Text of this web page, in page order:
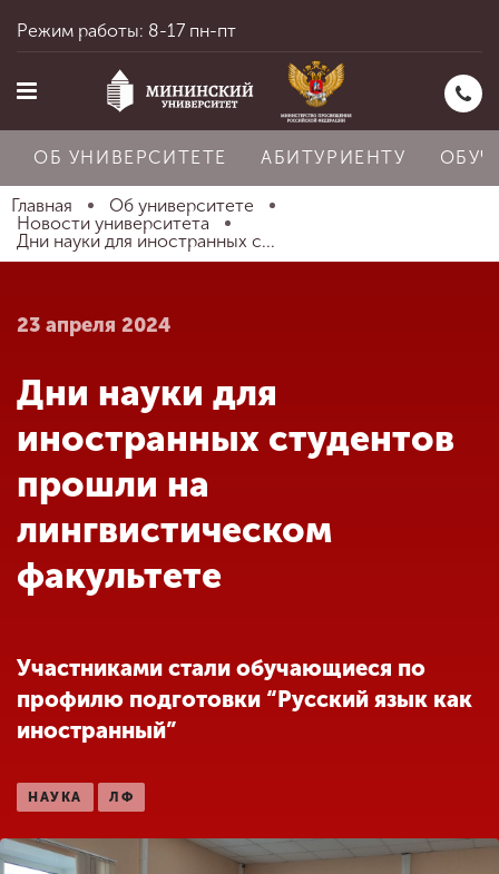
Главная
Абитуриенту
Обучение
Наука
Международная
деятельность
деятельности
Студенческая жизнь
Режим работы: 8-17 пн-пт
ОБ УНИВЕРСИТЕТЕ АБИТУРИЕНТУ
Главная
Об университете
Новости университета
Дни науки для иностранных с...
23 апреля 2024
Дни науки для
иностранных студентов
прошли на
лингвистическом
факультете
Участниками стали обучающиеся по
профилю подготовки “Русский язык как
иностранный”
НАУКА ЛФ